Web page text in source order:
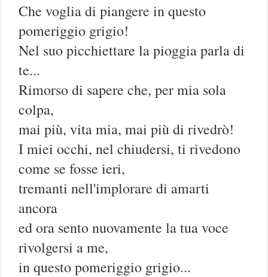
Che voglia di piangere in questo
pomeriggio grigio!
Nel suo picchiettare la pioggia parla di
te...
Rimorso di sapere che, per mia sola
colpa,
mai più, vita mia, mai più di rivedrò!
I miei occhi, nel chiudersi, ti rivedono
come se fosse ieri,
tremanti nell'implorare di amarti
ancora
ed ora sento nuovamente la tua voce
rivolgersi a me,
in questo pomeriggio grigio...